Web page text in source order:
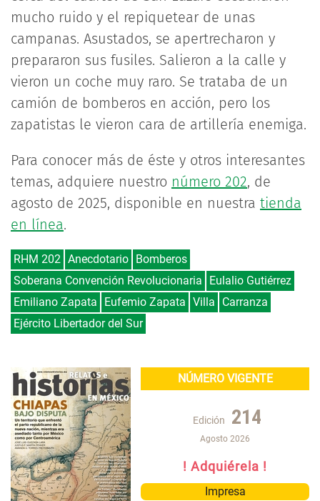
mucho ruido y el repiquetear de unas
campanas. Asustados, se apertrecharon y
prepararon sus fusiles. Salieron a la calle y
vieron un coche muy raro. Se trataba de un
camión de bomberos en acción, pero los
zapatistas le vieron cara de artillería enemiga.
Para conocer más de éste y otros interesantes
temas, adquiere nuestro número 202, de
agosto de 2025, disponible en nuestra tienda
en línea.
RHM 202 Anecdotario Bomberos
Soberana Convención Revolucionaria
Eulalio Gutiérrez
Emiliano Zapata
Eufemio Zapata Villa
Carranza
Ejército Libertador del Sur
NÚMERO VIGENTE
Edición 214
Agosto 2026
! Adquiérela !
Impresa